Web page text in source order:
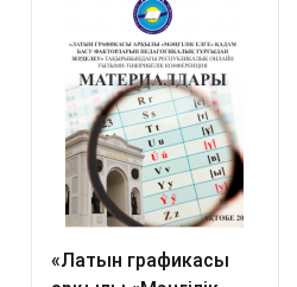
«Латын графикасы